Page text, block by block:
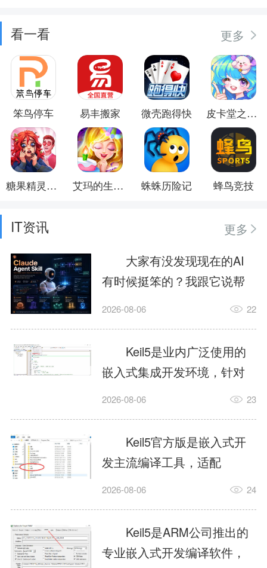
看一看 更多
笨鸟停车 易丰搬家 微壳跑得快 皮卡堂之梦想起源
糖果精灵传奇 艾玛的生日派对 蛛蛛历险记 蜂鸟竞技
IT资讯
更多
大家有没发现现在的AI
有时候挺笨的？我跟它说帮
我订个明天早上的闹钟，它
这样？因为AI，就是个只会
耍嘴皮子的书呆子。它脑子
里有海量知识，但没有真正
激发出来实力。而
AgentSkill，就是给AI大脑装
上的一双机械手，它真的能
解决很多问题。1什么是
AgentSkillSkill指...
2026-08-06 22
Keil5是业内广泛使用的
嵌入式集成开发环境，针对
ARM、51内核单片机提供编
力，代码编译稳定，调试工
具成熟，大量开源项目基于
该平台开发。新项目需要单
独下载对应芯片支持包，新
手配置难度较高，正版商业
授权费用不菲，未授权版本
存在程序容量限制，适合硬
2026-08-06 23
Keil5官方版是嵌入式开
发主流编译工具，适配
STM32、51单片机等多款芯
在线调试、代码仿真，兼容
众多厂商芯片安装包。软件
需要手动添加器件库，初次
2026-08-06 24
Keil5是ARM公司推出的
专业嵌入式开发编译软件，